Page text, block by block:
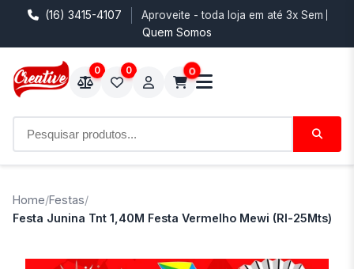
(16) 3415-4107 Aproveite - toda loja em até 3x Sem
Quem Somos
0 0 0
Home/Festas/
Festa Junina Tnt 1,40M Festa Vermelho Mewi (Rl-25Mts)